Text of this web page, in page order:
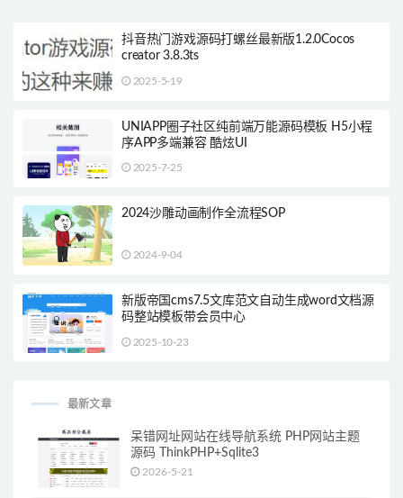
抖音热门游戏源码打螺丝最新版1.2.0Cocos
creator 3.8.3ts
2025-5-19
UNIAPP圈子社区纯前端万能源码模板 H5小程
序APP多端兼容 酷炫UI
2025-7-25
2024沙雕动画制作全流程SOP
2024-9-04
新版帝国cms7.5文库范文自动生成word文档源
码整站模板带会员中心
2025-10-23
最新文章
呆错网址网站在线导航系统 PHP网站主题
源码 ThinkPHP+Sqlite3
2026-5-21